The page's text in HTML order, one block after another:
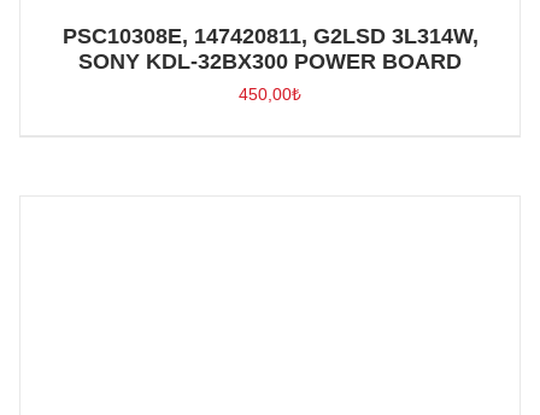
PSC10308E, 147420811, G2LSD 3L314W,
SONY KDL-32BX300 POWER BOARD
450,00₺